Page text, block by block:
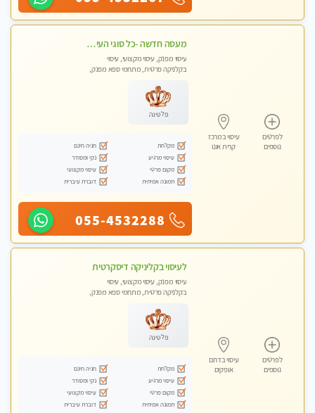
לפרטים
נוספים
עיסוי במרכז
קרית אונו
מעסה חדשה -כל סוגי העיסויים מעסה מקצועית ואיכותית פרטי!!!מומלץ לחלוטין!!
עיסוי מפנק, עיסוי מקצועי, עיסוי
בקלניקה פרטית, מתחמי ספא מפנק,
פלטינה
מקלחת
חניה חינם
עיסוי מרגיע
נקי ומסודר
מקום פרטי
עיסוי מקצועי
תמונה אמיתית
דוברת עיברית
055-4532288
לפרטים
נוספים
עיסוי בדרום
אופקים
לעיסוי בקליניקה דיסקרטית
עיסוי מפנק, עיסוי מקצועי, עיסוי
בקלניקה פרטית, מתחמי ספא מפנק,
פלטינה
מקלחת
חניה חינם
עיסוי מרגיע
נקי ומסודר
מקום פרטי
עיסוי מקצועי
תמונה אמיתית
דוברת עיברית